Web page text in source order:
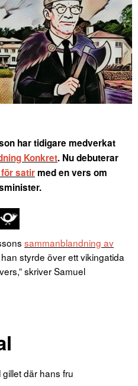
har tidigare medverkat
Konkret. Nu debuterar
satir med en vers om
sammanblandning av
styrde över ett vikingatida
skriver Samuel
där hans fru